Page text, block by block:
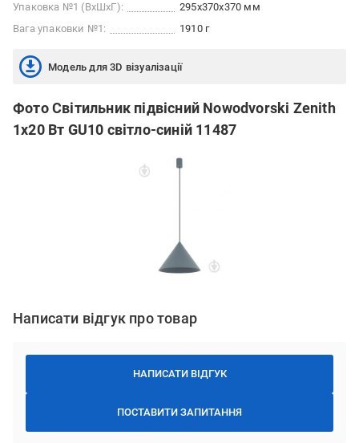
Упаковка №1 (ВхШхГ):
295x370x370 мм
Вага упаковки №1:
1910 г
Модель для 3D візуалізації
Фото Світильник підвісний Nowodvorski Zenith
1x20 Вт GU10 світло-синій 11487
Написати відгук про товар
НАПИСАТИ ВІДГУК
ПОСТАВИТИ ЗАПИТАННЯ